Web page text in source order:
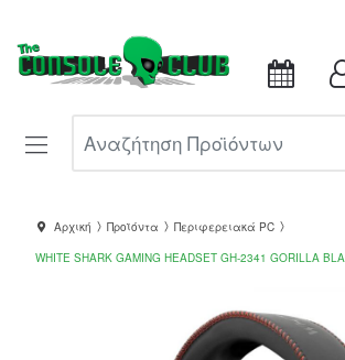
Αρχική Προϊόντα
Περιφερειακά PC
WHITE SHARK GAMING HEADSET GH-2341 GORILLA